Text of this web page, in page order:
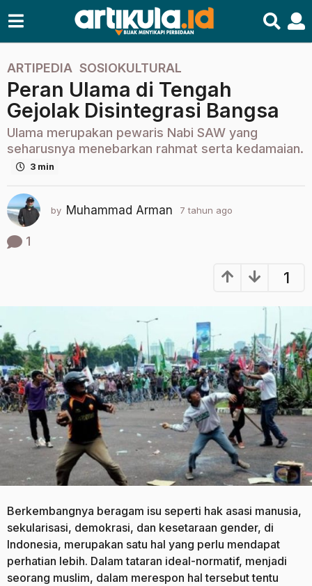
7
t
a
h
u
n
o
2
t
a
g
o
ARTIPEDIA ,
SOSIOKULTURAL
Peran Ulama di Tengah
Gejolak Disintegrasi Bangsa
Ulama merupakan pewaris Nabi SAW yang
seharusnya menebarkan rahmat serta kedamaian.
3 min
by Muhammad Arman 7 tahun ago
n
1
1
Berkembangnya beragam isu seperti hak asasi manusia,
sekularisasi, demokrasi, dan kesetaraan gender, di
Indonesia, merupakan satu hal yang perlu mendapat
perhatian lebih. Dalam tataran ideal-normatif, menjadi
seorang muslim, dalam merespon hal tersebut tentu